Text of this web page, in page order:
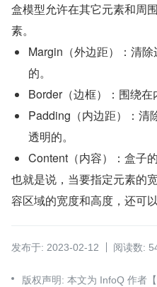
盒模型允许在其它元素和周
素。
Margin（外边距）：清
的。
Border（边框）：围绕在
Padding（内边距）：清
透明的。
Content（内容）：盒子
也就是说，当要指定元素的
容区域的宽度和高度，还可
发布于: 2023-02-12 阅读数:
版权声明: 本文为 InfoQ 作者